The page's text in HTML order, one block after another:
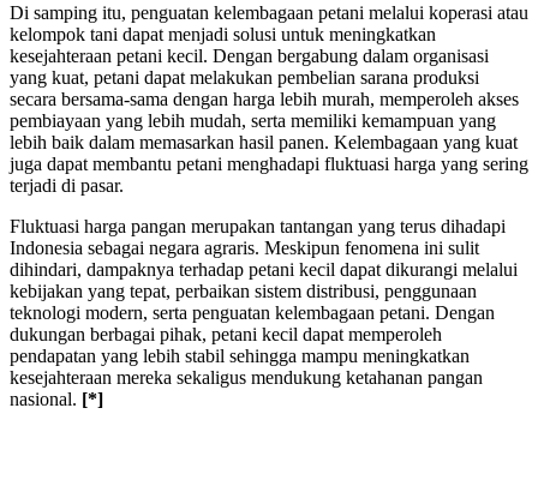
Di samping itu, penguatan kelembagaan petani melalui koperasi atau
kelompok tani dapat menjadi solusi untuk meningkatkan
kesejahteraan petani kecil. Dengan bergabung dalam organisasi
yang kuat, petani dapat melakukan pembelian sarana produksi
secara bersama-sama dengan harga lebih murah, memperoleh akses
pembiayaan yang lebih mudah, serta memiliki kemampuan yang
lebih baik dalam memasarkan hasil panen. Kelembagaan yang kuat
juga dapat membantu petani menghadapi fluktuasi harga yang sering
terjadi di pasar.
Fluktuasi harga pangan merupakan tantangan yang terus dihadapi
Indonesia sebagai negara agraris. Meskipun fenomena ini sulit
dihindari, dampaknya terhadap petani kecil dapat dikurangi melalui
kebijakan yang tepat, perbaikan sistem distribusi, penggunaan
teknologi modern, serta penguatan kelembagaan petani. Dengan
dukungan berbagai pihak, petani kecil dapat memperoleh
pendapatan yang lebih stabil sehingga mampu meningkatkan
kesejahteraan mereka sekaligus mendukung ketahanan pangan
nasional. [*]